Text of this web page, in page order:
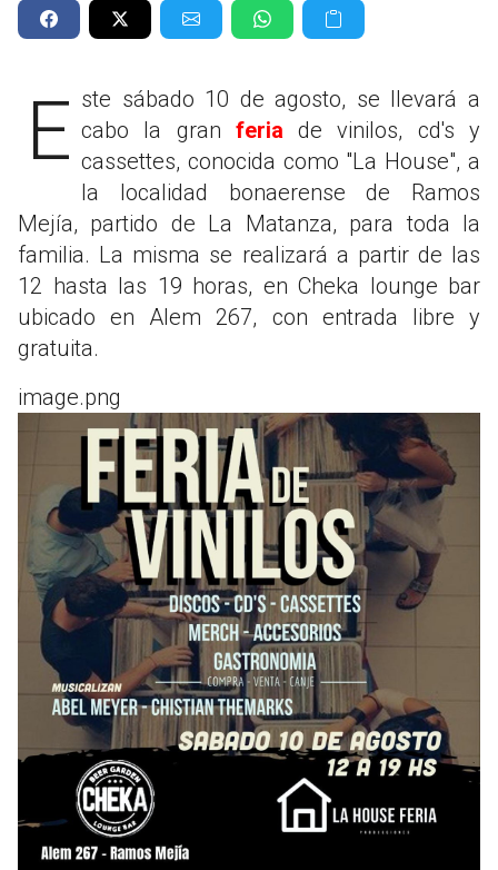
Este sábado 10 de agosto, se llevará a cabo la gran feria de vinilos, cd's y
cassettes, conocida como "La House", a
la localidad bonaerense de Ramos
Mejía, partido de La Matanza, para toda la
familia. La misma se realizará a partir de las
12 hasta las 19 horas, en Cheka lounge bar
ubicado en Alem 267, con entrada libre y
gratuita.
image.png